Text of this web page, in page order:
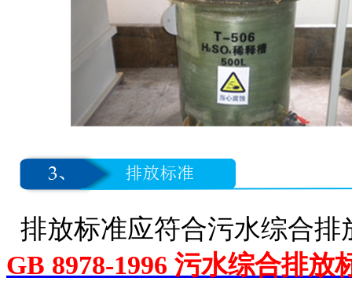
排放标准应符合污水综合
GB 8978-1996 污水综合排放